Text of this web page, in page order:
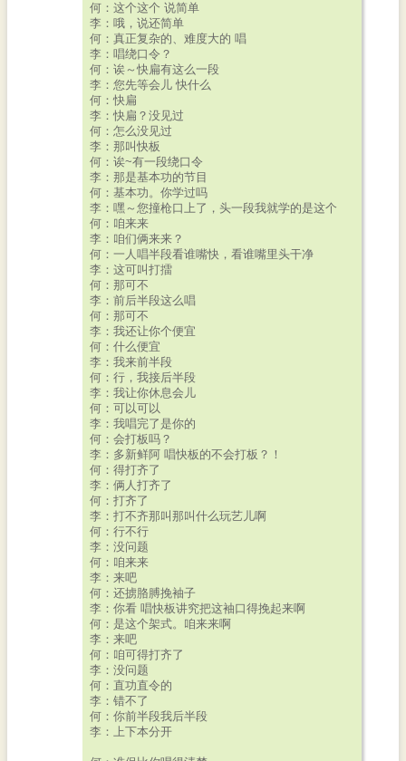
何：这个这个 说简单
李：哦，说还简单
何：真正复杂的、难度大的 唱
李：唱绕口令？
何：诶～快扁有这么一段
李：您先等会儿 快什么
何：快扁
李：快扁？没见过
何：怎么没见过
李：那叫快板
何：诶~有一段绕口令
李：那是基本功的节目
何：基本功。你学过吗
李：嘿～您撞枪口上了，头一段我就学的是这个
何：咱来来
李：咱们俩来来？
何：一人唱半段看谁嘴快，看谁嘴里头干净
李：这可叫打擂
何：那可不
李：前后半段这么唱
何：那可不
李：我还让你个便宜
何：什么便宜
李：我来前半段
何：行，我接后半段
李：我让你休息会儿
何：可以可以
李：我唱完了是你的
何：会打板吗？
李：多新鲜阿 唱快板的不会打板？！
何：得打齐了
李：俩人打齐了
何：打齐了
李：打不齐那叫那叫什么玩艺儿啊
何：行不行
李：没问题
何：咱来来
李：来吧
何：还掳胳膊挽袖子
李：你看 唱快板讲究把这袖口得挽起来啊
何：是这个架式。咱来来啊
李：来吧
何：咱可得打齐了
李：没问题
何：直功直令的
李：错不了
何：你前半段我后半段
李：上下本分开